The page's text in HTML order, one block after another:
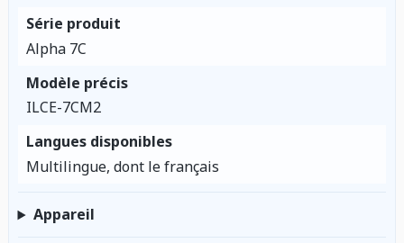
Série produit
Alpha 7C
Modèle précis
ILCE-7CM2
Langues disponibles
Multilingue, dont le français
Appareil